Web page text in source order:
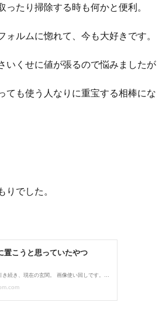
ったり掃除する時も何かと便利。
ォルムに惚れて、今も大好きです。
いくせに値が張るので悩みましたが
ても使う人なりに重宝する相棒にな
でした。